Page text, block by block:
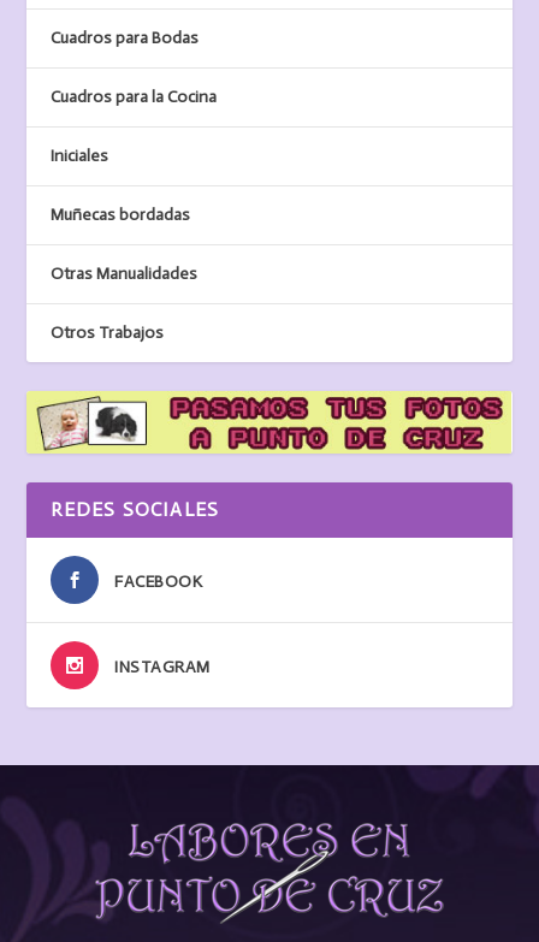
Cuadros para Bodas
Cuadros para la Cocina
Iniciales
Muñecas bordadas
Otras Manualidades
Otros Trabajos
REDES SOCIALES
FACEBOOK
INSTAGRAM